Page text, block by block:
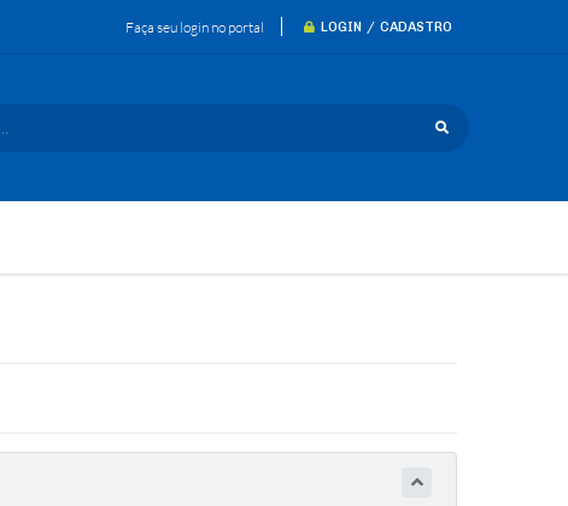
Faça seu login no portal LOGIN / CADASTRO